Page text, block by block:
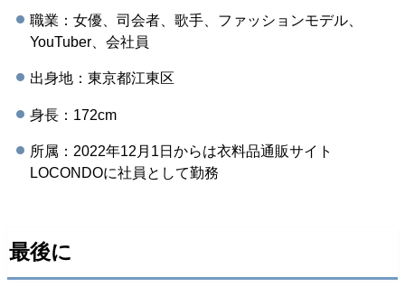
職業：女優、司会者、歌手、ファッションモデル、
YouTuber、会社員
出身地：東京都江東区
身長：172cm
所属：2022年12月1日からは衣料品通販サイト
LOCONDOに社員として勤務
最後に